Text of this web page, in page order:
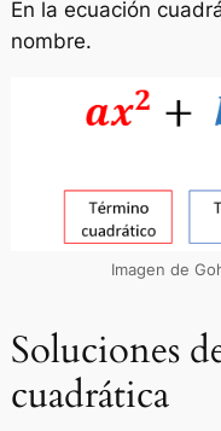
En la ecuación
nombre.
Imagen de
Soluciones
cuadrática